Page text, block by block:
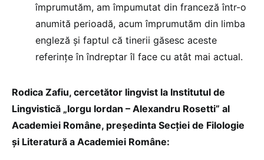
împrumutăm, am împumutat din franceză într-o
anumită perioadă, acum împrumutăm din limba
engleză și faptul că tinerii găsesc aceste
referințe în îndreptar îl face cu atât mai actual.
Rodica Zafiu, cercetător lingvist la Institutul de
Lingvistică „Iorgu Iordan – Alexandru Rosetti” al
Academiei Române, președinta Secției de Filologie
și Literatură a Academiei Române: